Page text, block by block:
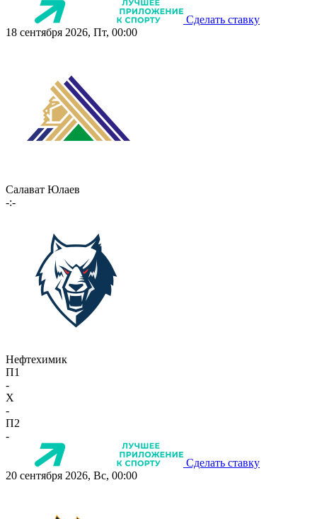
Сделать ставку
18 сентября 2026, Пт, 00:00
Салават Юлаев
-:-
Нефтехимик
П1
-
X
-
П2
-
Сделать ставку
20 сентября 2026, Вс, 00:00